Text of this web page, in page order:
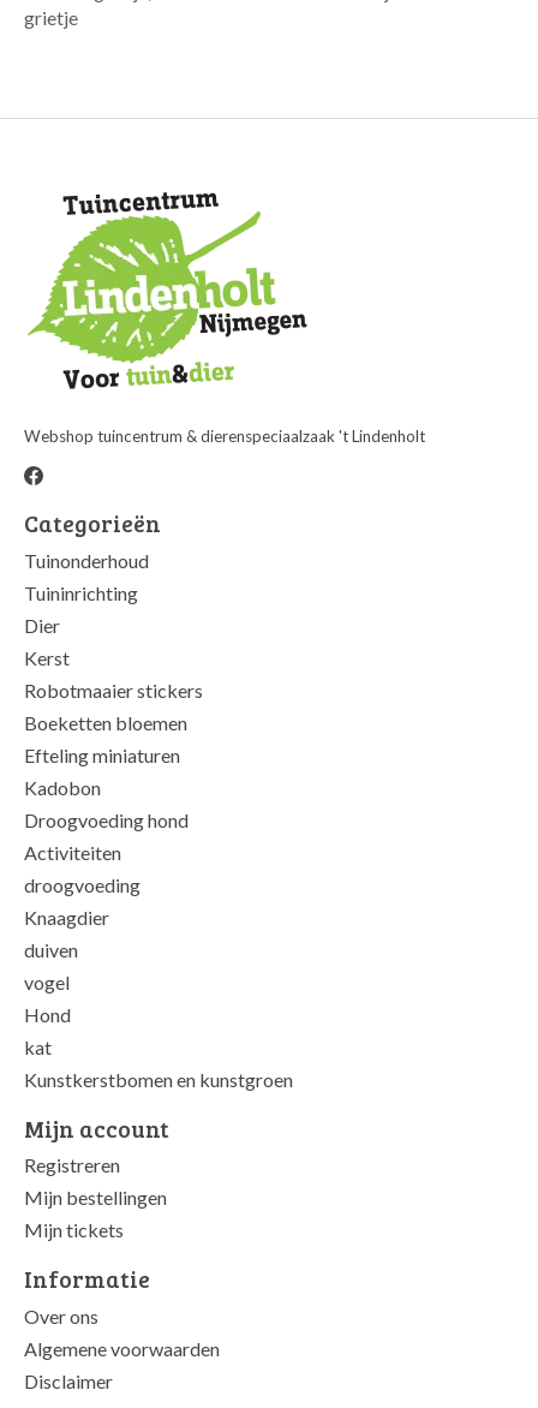
grietje
Webshop tuincentrum & dierenspeciaalzaak 't Lindenholt
Categorieën
Tuinonderhoud
Tuininrichting
Dier
Kerst
Robotmaaier stickers
Boeketten bloemen
Efteling miniaturen
Kadobon
Droogvoeding hond
Activiteiten
droogvoeding
Knaagdier
duiven
vogel
Hond
kat
Kunstkerstbomen en kunstgroen
Mijn account
Registreren
Mijn bestellingen
Mijn tickets
Informatie
Over ons
Algemene voorwaarden
Disclaimer